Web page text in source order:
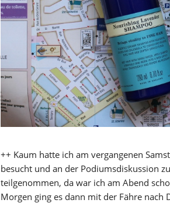
++ Kaum hatte ich am vergangenen
besucht und an der Podiumsdiskussion
teilgenommen, da war ich am Abend
Morgen ging es dann mit der Fähre nach